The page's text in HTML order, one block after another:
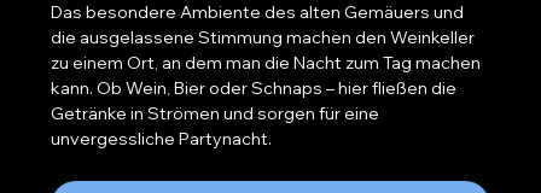
Das besondere Ambiente des alten Gemäuers und
die ausgelassene Stimmung machen den Weinkeller
zu einem Ort, an dem man die Nacht zum Tag machen
kann. Ob Wein, Bier oder Schnaps – hier fließen die
Getränke in Strömen und sorgen für eine
unvergessliche Partynacht.